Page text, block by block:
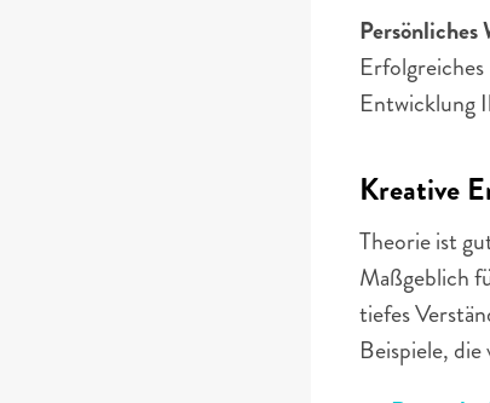
Persönliches
Entwicklung
Kreative
Theorie ist
Maßgeblich
tiefes
Beispiele,